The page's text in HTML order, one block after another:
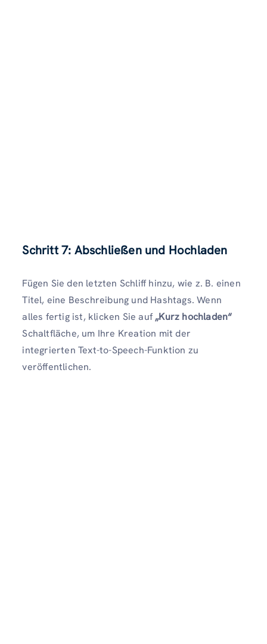
Schritt 7: Abschließen und Hochladen
Fügen Sie den letzten Schliff hinzu, wie z. B. einen
Titel, eine Beschreibung und Hashtags. Wenn
alles fertig ist, klicken Sie auf„Kurz hochladen“
Schaltfläche, um Ihre Kreation mit der
integrierten Text-to-Speech-Funktion zu
veröffentlichen.